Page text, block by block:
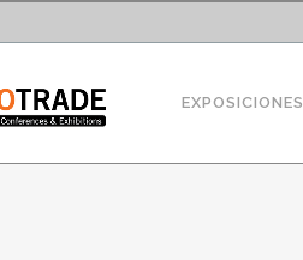
EXPOSICIONES